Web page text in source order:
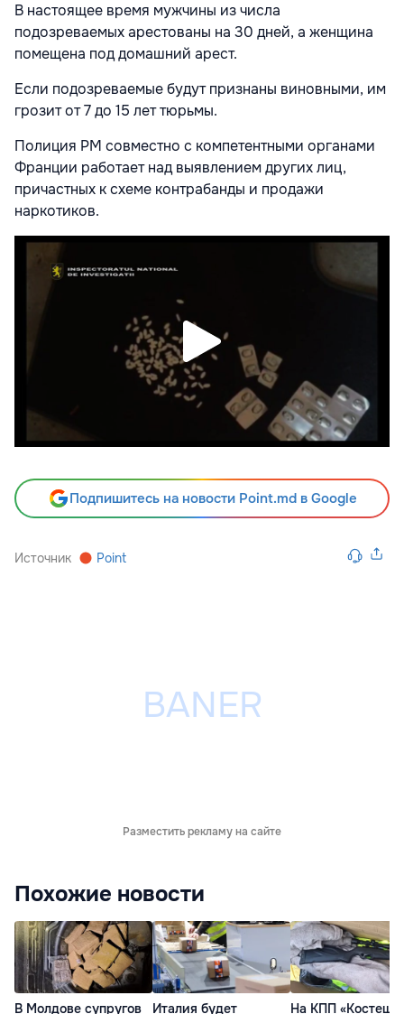
В настоящее время мужчины из числа
подозреваемых арестованы на 30 дней, а женщина
помещена под домашний арест.
Если подозреваемые будут признаны виновными, им
грозит от 7 до 15 лет тюрьмы.
Полиция РМ совместно с компетентными органами
Франции работает над выявлением других лиц,
причастных к схеме контрабанды и продажи
наркотиков.
Подпишитесь на новости Point.md в Google
Источник Point
Разместить рекламу на сайте
Похожие новости
В Молдове супругов Италия будет На КПП